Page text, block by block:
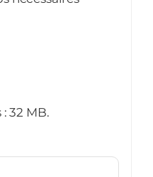
32 MB.